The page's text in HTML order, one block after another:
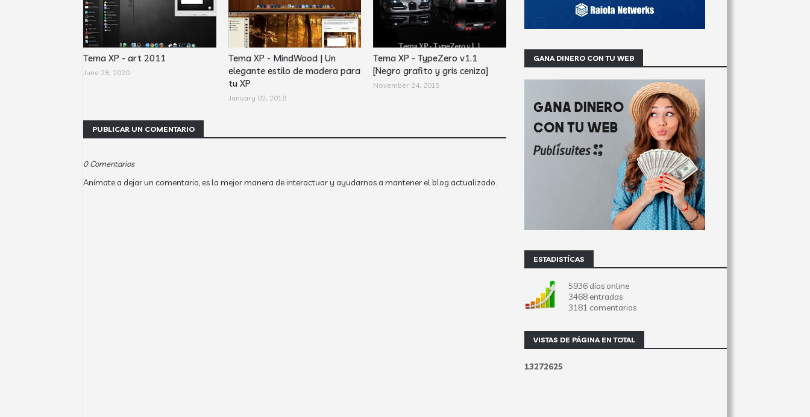
Tema XP - art 2011
June 28, 2020
Tema XP - MindWood | Un
elegante estilo de madera para
tu XP
January 02, 2018
Tema XP - TypeZero v1.1
[Negro grafito y gris ceniza]
November 24, 2015
PUBLICAR UN COMENTARIO
0 Comentarios
Anímate a dejar un comentario, es la mejor manera de interactuar y ayudarnos a mantener el blog actualizado.
GANA DINERO CON TU WEB
ESTADISTÍCAS
5936 días online
3468 entradas
3181 comentarios
VISTAS DE PÁGINA EN TOTAL
13272625